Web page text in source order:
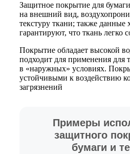
Защитное покрытие для
на внешний вид,
текстуру ткани; также данные
гарантируют, что ткань легко
Покрытие обладает высокой
подходит для применения для
в «наружных» условиях.
устойчивыми к воздействию
загрязнений
Примеры
защитного
бумаги и